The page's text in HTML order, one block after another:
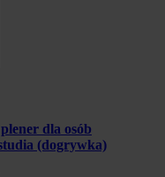
dla osób
(dogrywka)